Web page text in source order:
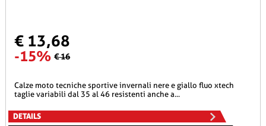
€ 13,68
-15% € 16
calze moto tecniche sportive invernali nere e giallo fluo xtech
taglie variabili dal 35 al 46 resistenti anche a...
DETAILS